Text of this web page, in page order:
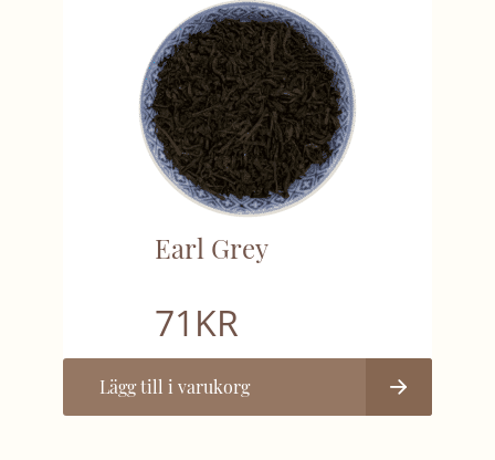
Earl Grey
71 KR
Lägg till i varukorg